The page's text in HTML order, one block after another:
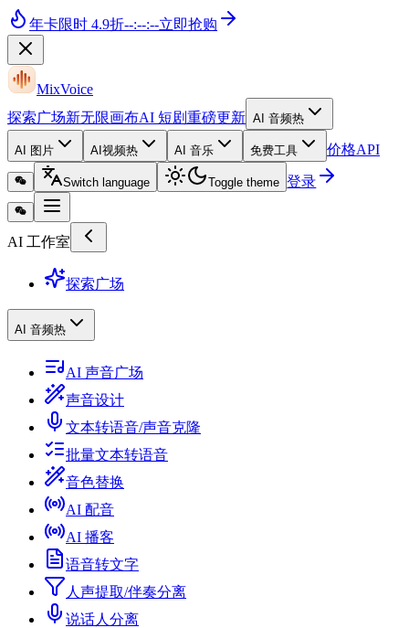
年卡限时 4.9折--:--:--立即抢购
MixVoice
探索广场新无限画布AI 短剧重磅更新 AI 音频热
AI 图片 AI视频热 AI 音乐 免费工具 价格API
Switch language Toggle theme 登录
AI 工作室
探索广场
AI 音频热
AI 声音广场
声音设计
文本转语音/声音克隆
批量文本转语音
音色替换
AI 配音
AI 播客
语音转文字
人声提取/伴奏分离
说话人分离